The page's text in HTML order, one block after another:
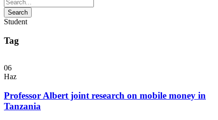
Student
Tag
06
Haz
Professor Albert joint research on mobile money in
Tanzania